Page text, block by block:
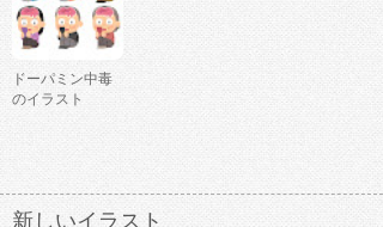
ドーパミン中毒
のイラスト
新しいイラスト